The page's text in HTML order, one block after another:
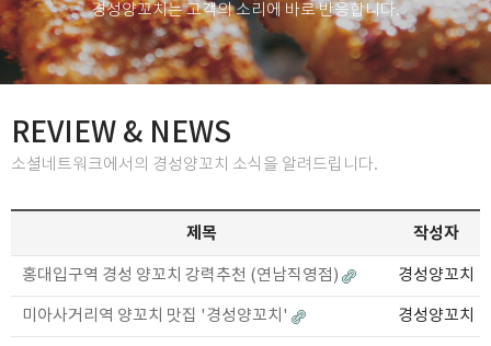
경성양꼬치는 고객의 소리에 바로 반응합니다.
REVIEW & NEWS
소셜네트워크에서의 경성양꼬치 소식을 알려드립니다.
제목 작성자
홍대입구역 경성 양꼬치 강력추천 (연남직영점) 경성양꼬치
미아사거리역 양꼬치 맛집 '경성양꼬치' 경성양꼬치